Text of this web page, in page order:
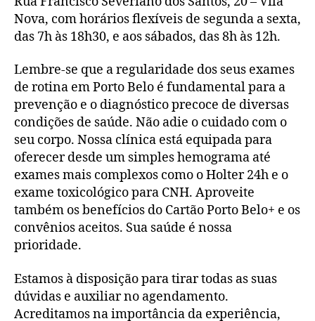
Nova, com horários flexíveis de segunda a sexta,
das 7h às 18h30, e aos sábados, das 8h às 12h.
Lembre-se que a regularidade dos seus exames
de rotina em Porto Belo é fundamental para a
prevenção e o diagnóstico precoce de diversas
condições de saúde. Não adie o cuidado com o
seu corpo. Nossa clínica está equipada para
oferecer desde um simples hemograma até
exames mais complexos como o Holter 24h e o
exame toxicológico para CNH. Aproveite
também os benefícios do Cartão Porto Belo+ e os
convênios aceitos. Sua saúde é nossa
prioridade.
Estamos à disposição para tirar todas as suas
dúvidas e auxiliar no agendamento.
Acreditamos na importância da experiência,